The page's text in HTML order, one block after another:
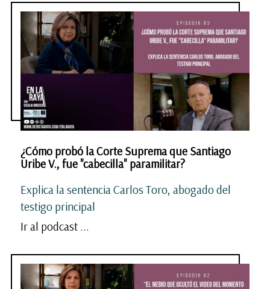
¿Cómo probó la Corte Suprema que Santiago
Uribe V., fue "cabecilla" paramilitar?
Explica la sentencia Carlos Toro, abogado del
testigo principal
Ir al podcast ...